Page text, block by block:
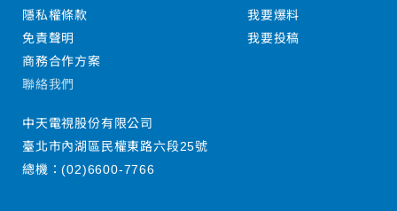
隱私權條款
免責聲明
商務合作方案
我要爆料
我要投稿
聯絡我們
中天電視股份有限公司
臺北市內湖區民權東路六段25號
總機：(02)6600-7766